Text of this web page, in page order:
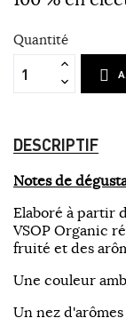
Quantité
DESCRIPTIF
Notes de
Elaboré à partir
VSOP Organic
fruité et des
Une couleur
Un nez